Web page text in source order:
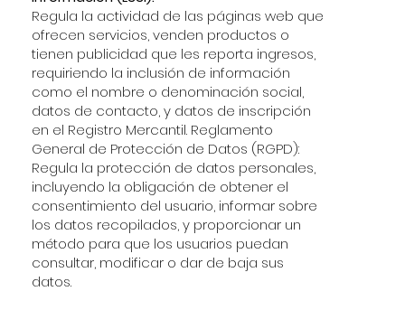
Regula la actividad de las páginas web que
ofrecen servicios, venden productos o
tienen publicidad que les reporta ingresos,
requiriendo la inclusión de información
como el nombre o denominación social,
datos de contacto, y datos de inscripción
en el Registro Mercantil. Reglamento
General de Protección de Datos (RGPD):
Regula la protección de datos personales,
incluyendo la obligación de obtener el
consentimiento del usuario, informar sobre
los datos recopilados, y proporcionar un
método para que los usuarios puedan
consultar, modificar o dar de baja sus
datos.